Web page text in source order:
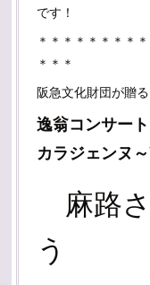
です！
＊＊＊＊＊＊＊＊
＊＊＊
阪急文化財団が贈
逸翁コンサー
カラジェンヌ
麻路
う